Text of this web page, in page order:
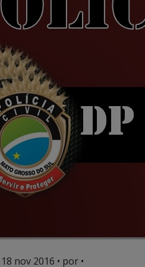
18 nov 2016 • por •